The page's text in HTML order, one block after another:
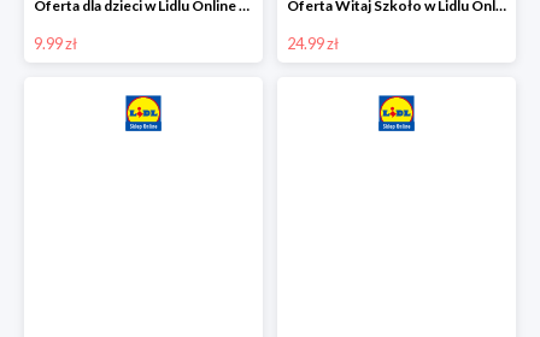
Oferta dla dzieci w Lidlu Online od 9,99 zł
9.99 zł
Oferta Witaj Szkoło w Lidlu Online od 24,99 zł
24.99 zł